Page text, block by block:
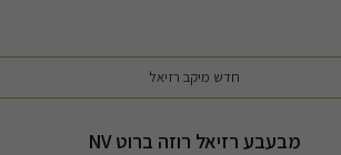
חדש מיקב רזיאל
מבעבע רזיאל רוזה ברוט NV